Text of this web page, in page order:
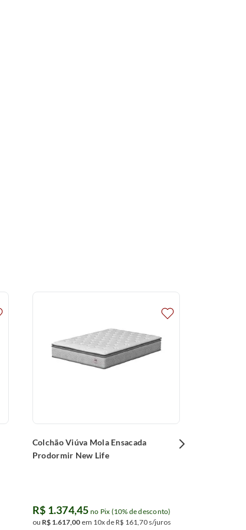
Colchão Viúva Mola Ensacada
Prodormir New Life
R$ 1.374,45 no Pix (10% de desconto)
ou R$ 1.617,00em 10x deR$ 161,70s/juros